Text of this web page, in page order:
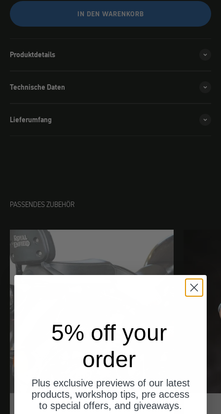
IN DEN WARENKORB
Produktdetails
Technische Daten
Lieferumfang
PASSENDES ZUBEHÖR
Trip Machine
5% off your
order
Plus exclusive previews of our latest
products, workshop tips, pre access
to special offers, and giveaways.